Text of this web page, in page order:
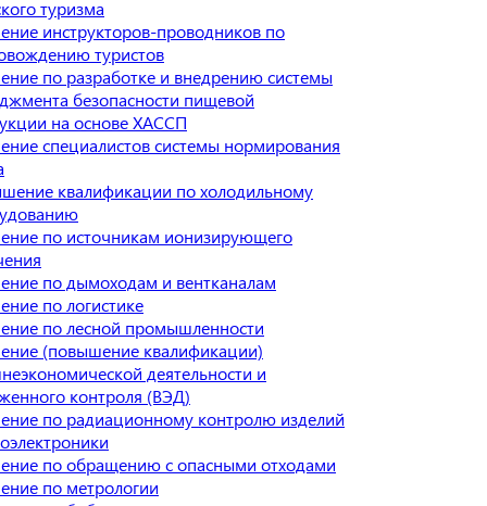
туризма
инструкторов-проводников по
туристов
по разработке и внедрению системы
безопасности пищевой
на основе ХАССП
специалистов системы нормирования
квалификации по холодильному
по источникам ионизирующего
по дымоходам и вентканалам
по логистике
по лесной промышленности
(повышение квалификации)
деятельности и
контроля (ВЭД)
по радиационному контролю изделий
по обращению с опасными отходами
по метрологии